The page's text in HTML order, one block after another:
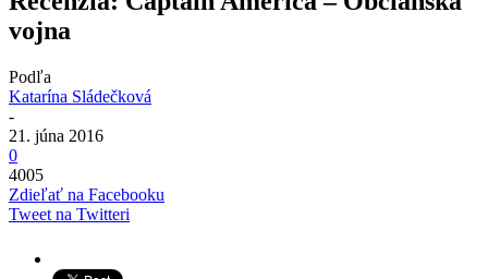
vojna
Podľa
Katarína Sládečková
-
21. júna 2016
0
4005
Zdieľať na Facebooku
Tweet na Twitteri